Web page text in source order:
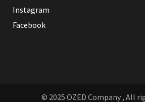
Instagram
Facebook
© 2025 OZED Company , All